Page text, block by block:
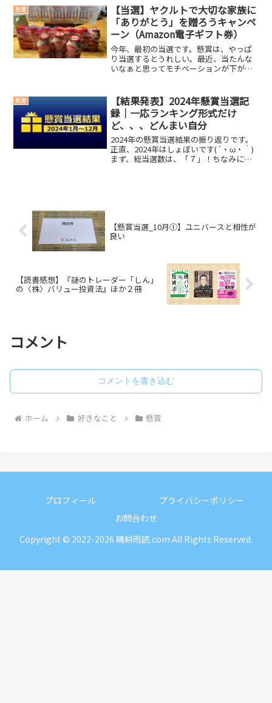
成！総当選数は25！商品券やお肉など、
いろ...
懸賞
【当選】ヤクルトで大切な家族に
「ありがとう」を贈ろうキャンペ
ーン（Amazon電子ギフト券）
今年、最初の当選です。懸賞は、やっぱ
り当選するとうれしい。最近、当たんな
いなぁと思ってモチベーションが下がっ
懸賞を始めて１年くらいになります。今
回の賞品「Amazon電...
懸賞
【結果発表】2024年懸賞当選記
録｜一応ランキング形式だけ
ど、、、どんまい自分
2024年の懸賞当選結果の振り返りです。
正直、2024年はしょぼいです(´・ω・｀)
まず、総当選数は、「７」！ちなみに昨
【懸賞当選_10月①】ユニバースと相性が
良い
【読書感想】『謎のトレーダー「しん」
の〈株〉バリュー投資法』ほか２冊
コメント
コメントを書き込む
ホーム 好きなこと 懸賞
プロフィール
プライバシーポリシー
お問合わせ
Copyright © 2022-2026 晴耕雨読.com All Rights Reserved.